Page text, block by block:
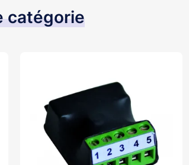
catégorie